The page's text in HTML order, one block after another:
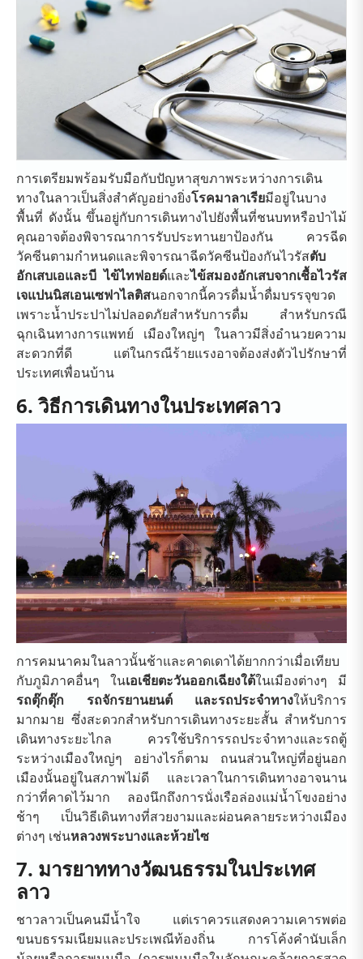
การเตรียมพร้อมรับมือกับปัญหาสุขภาพระหว่างการเดิน
ทางในลาวเป็นสิ่งสำคัญอย่างยิ่งโรคมาลาเรียมีอยู่ในบาง
พื้นที่ ดังนั้น ขึ้นอยู่กับการเดินทางไปยังพื้นที่ชนบทหรือป่าไม้
คุณอาจต้องพิจารณาการรับประทานยาป้องกัน ควรฉีด
วัคซีนตามกำหนดและพิจารณาฉีดวัคซีนป้องกันไวรัสตับ
อักเสบเอและบี ไข้ไทฟอยด์และไข้สมองอักเสบจากเชื้อไวรัส
เจแปนนิสเอนเซฟาไลติสนอกจากนี้ควรดื่มน้ำดื่มบรรจุขวด
เพราะน้ำประปาไม่ปลอดภัยสำหรับการดื่ม สำหรับกรณี
ฉุกเฉินทางการแพทย์ เมืองใหญ่ๆ ในลาวมีสิ่งอำนวยความ
สะดวกที่ดี แต่ในกรณีร้ายแรงอาจต้องส่งตัวไปรักษาที่
ประเทศเพื่อนบ้าน
6. วิธีการเดินทางในประเทศลาว
การคมนาคมในลาวนั้นช้าและคาดเดาได้ยากกว่าเมื่อเทียบ
กับภูมิภาคอื่นๆ ในเอเชียตะวันออกเฉียงใต้ในเมืองต่างๆ มี
รถตุ๊กตุ๊ก รถจักรยานยนต์ และรถประจำทางให้บริการ
มากมาย ซึ่งสะดวกสำหรับการเดินทางระยะสั้น สำหรับการ
เดินทางระยะไกล ควรใช้บริการรถประจำทางและรถตู้
ระหว่างเมืองใหญ่ๆ อย่างไรก็ตาม ถนนส่วนใหญ่ที่อยู่นอก
เมืองนั้นอยู่ในสภาพไม่ดี และเวลาในการเดินทางอาจนาน
กว่าที่คาดไว้มาก ลองนึกถึงการนั่งเรือล่องแม่น้ำโขงอย่าง
ช้าๆ เป็นวิธีเดินทางที่สวยงามและผ่อนคลายระหว่างเมือง
ต่างๆ เช่นหลวงพระบางและห้วยไซ
7. มารยาททางวัฒนธรรมในประเทศ
ลาว
ชาวลาวเป็นคนมีน้ำใจ แต่เราควรแสดงความเคารพต่อ
ขนบธรรมเนียมและประเพณีท้องถิ่น การโค้งคำนับเล็ก